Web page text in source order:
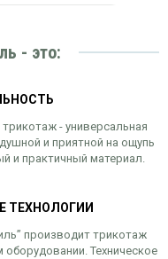
- это:
трикотаж - универсальная
и приятной на ощупь
и практичный материал.
ТЕХНОЛОГИИ
производит трикотаж
Техническое